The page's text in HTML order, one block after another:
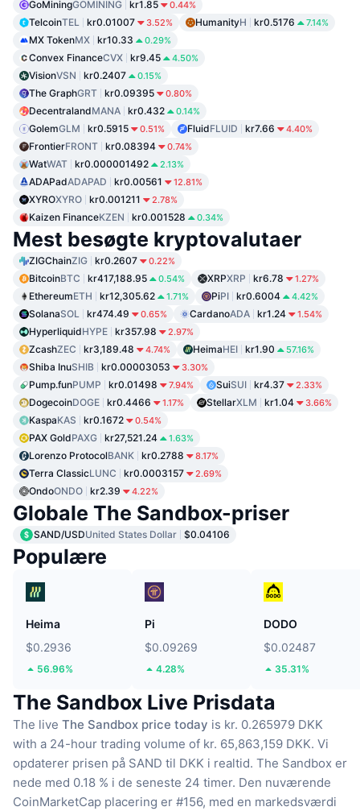
GoМiningGOMINING kr1.85 0.44%
TelcoinTEL kr0.01007 3.52% HumanityH kr0.5176 7.14%
MX TokenMX kr10.33 0.29%
Convex FinanceCVX kr9.45 4.50%
VisionVSN kr0.2407 0.15%
The GraphGRT kr0.09395 0.80%
DecentralandMANA kr0.432 0.14%
GolemGLM kr0.5915 0.51% FluidFLUID kr7.66 4.40%
FrontierFRONT kr0.08394 0.74%
WatWAT kr0.000001492 2.13%
ADAPadADAPAD kr0.00561 12.81%
XYROXYRO kr0.001211 2.78%
Kaizen FinanceKZEN kr0.001528 0.34%
Mest besøgte kryptovalutaer
ZIGChainZIG kr0.2607 0.22%
BitcoinBTC kr417,188.95 0.54% XRPXRP kr6.78 1.27%
EthereumETH kr12,305.62 1.71% PiPI kr0.6004 4.42%
SolanaSOL kr474.49 0.65% CardanoADA kr1.24 1.54%
HyperliquidHYPE kr357.98 2.97%
ZcashZEC kr3,189.48 4.74% HeimaHEI kr1.90 57.16%
Shiba InuSHIB kr0.00003053 3.30%
Pump.funPUMP kr0.01498 7.94% SuiSUI kr4.37 2.33%
DogecoinDOGE kr0.4466 1.17% StellarXLM kr1.04 3.66%
KaspaKAS kr0.1672 0.54%
PAX GoldPAXG kr27,521.24 1.63%
Lorenzo ProtocolBANK kr0.2788 8.17%
Terra ClassicLUNC kr0.0003157 2.69%
OndoONDO kr2.39 4.22%
Globale The Sandbox-priser
SAND/USDUnited States Dollar $0.04106
Populære
Heima
$0.2936
56.96%
Pi
$0.09269
4.28%
DODO
$0.02487
35.31%
The Sandbox Live Prisdata
The live The Sandbox price today is kr. 0.265979 DKK
with a 24-hour trading volume of kr. 65,863,159 DKK. Vi
opdaterer prisen på SAND til DKK i realtid. The Sandbox er
nede med 0.18 % i de seneste 24 timer. Den nuværende
CoinMarketCap placering er #156, med en markedsværdi